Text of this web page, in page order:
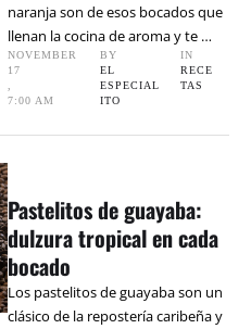
naranja son de esos bocados que
llenan la cocina de aroma y te …
NOVEMBER
17
,
7:00 AM
BY
EL
ESPECIAL
ITO
IN
RECE
TAS
Pastelitos de guayaba:
dulzura tropical en cada
bocado
Los pastelitos de guayaba son un
clásico de la repostería caribeña y